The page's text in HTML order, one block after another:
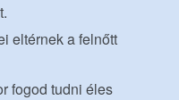
eltérnek a felnőtt
fogod tudni éles